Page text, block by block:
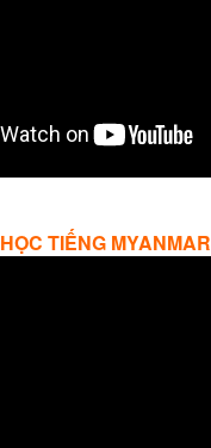
HỌC TIẾNG MYANMAR